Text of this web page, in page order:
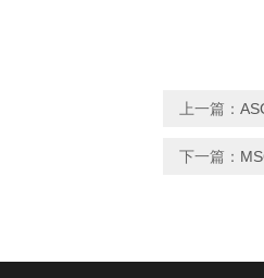
上一篇：
下一篇：